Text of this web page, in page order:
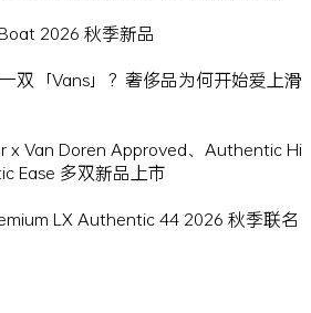
2026 秋季新品
双「Vans」？奢侈品为何开始爱上滑
x Van Doren Approved、Authentic Hi
Ease 多双新品上市
LX Authentic 44 2026 秋季联名